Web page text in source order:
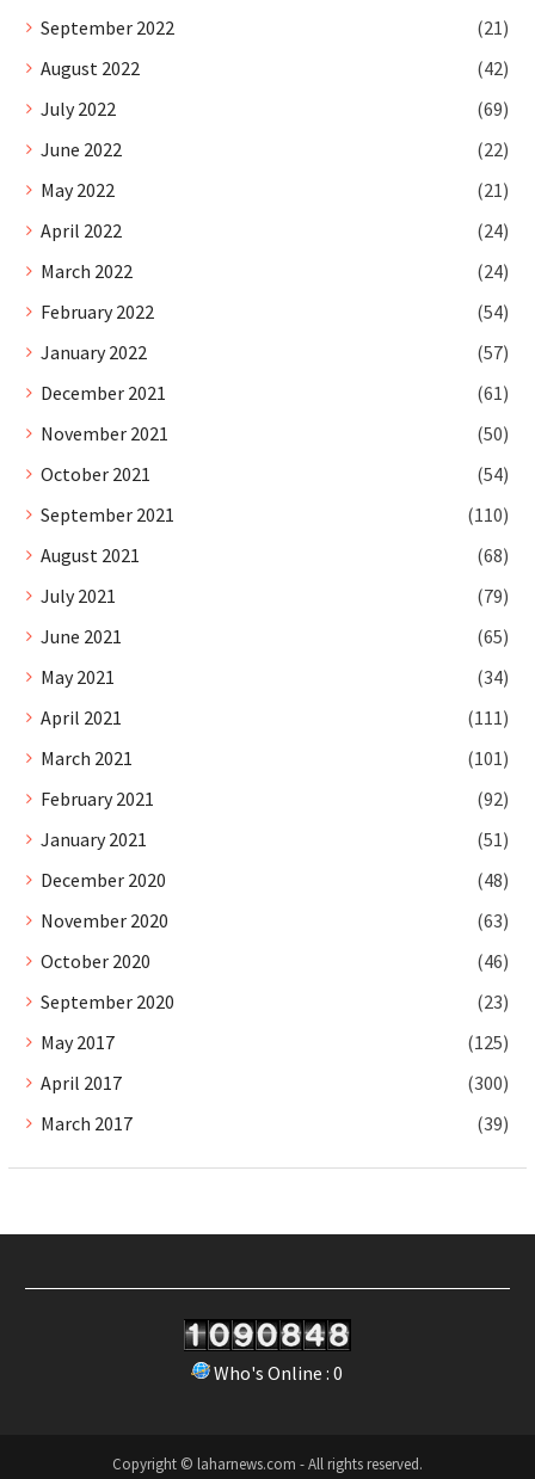
September 2022
(21)
August 2022
(42)
July 2022
(69)
June 2022
(22)
May 2022
(21)
April 2022
(24)
March 2022
(24)
February 2022
(54)
January 2022
(57)
December 2021
(61)
November 2021
(50)
October 2021
(54)
September 2021
(110)
August 2021
(68)
July 2021
(79)
June 2021
(65)
May 2021
(34)
April 2021
(111)
March 2021
(101)
February 2021
(92)
January 2021
(51)
December 2020
(48)
November 2020
(63)
October 2020
(46)
September 2020
(23)
May 2017
(125)
April 2017
(300)
March 2017
(39)
Who's Online : 0
Copyright © laharnews.com - All rights reserved.